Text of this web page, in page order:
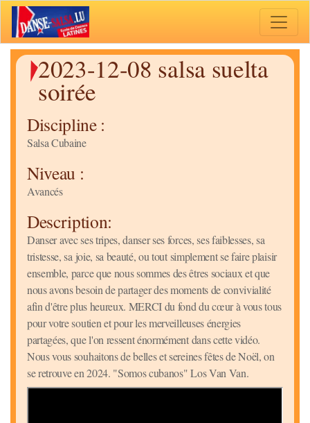
2023-12-08 salsa suelta
soirée
Discipline :
Salsa Cubaine
Niveau :
Avancés
Description:
Danser avec ses tripes, danser ses forces, ses faiblesses, sa
tristesse, sa joie, sa beauté, ou tout simplement se faire plaisir
ensemble, parce que nous sommes des êtres sociaux et que
nous avons besoin de partager des moments de convivialité
afin d'être plus heureux. MERCI du fond du cœur à vous tous
pour votre soutien et pour les merveilleuses énergies
partagées, que l'on ressent énormément dans cette vidéo.
Nous vous souhaitons de belles et sereines fêtes de Noël, on
se retrouve en 2024. "Somos cubanos" Los Van Van.